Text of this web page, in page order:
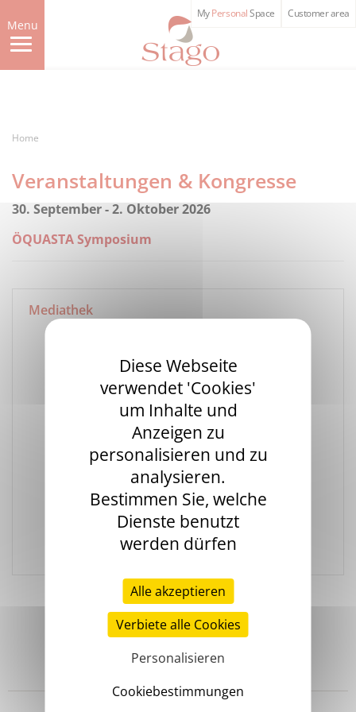
to
main
content
Menu
MyPersonalSpace Customer area
Home
Veranstaltungen & Kongresse
30. September - 2. Oktober 2026
ÖQUASTA Symposium
Mediathek
Stago Academy München 2022
On-Demand
Passwort:4Wpp6CeX
Teilnahmebescheinigung anfordern:
marketing@nullde.stago.com
Headquarters
Diese Webseite
verwendet 'Cookies'
um Inhalte und
Anzeigen zu
personalisieren und zu
analysieren.
Bestimmen Sie, welche
Dienste benutzt
werden dürfen
Alle akzeptieren
Verbiete alle Cookies
Personalisieren
Cookiebestimmungen